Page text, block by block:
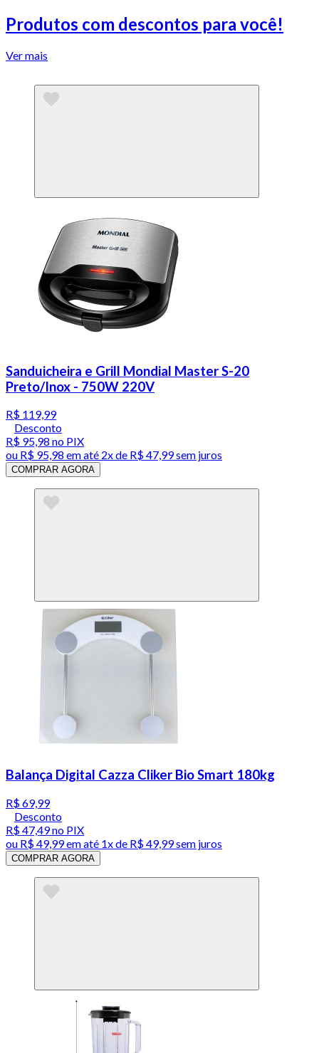
Produtos com descontos para você!
Ver mais
Sanduicheira e Grill Mondial Master S-20
Preto/Inox - 750W 220V
R$ 119,99
Desconto
R$ 95,98 no PIX
ou R$ 95,98 em até 2x de R$ 47,99 sem juros
COMPRAR AGORA
Balança Digital Cazza Cliker Bio Smart 180kg
R$ 69,99
Desconto
R$ 47,49no PIX
ou R$ 49,99em até 1x de R$ 49,99sem juros
COMPRAR AGORA